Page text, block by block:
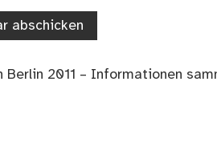
Berlin 2011 – Informationen